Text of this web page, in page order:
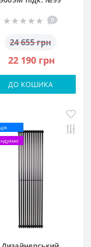
0
24 655 грн
22 190 грн
ДО КОШИКА